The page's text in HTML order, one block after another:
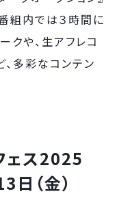
組内では３時間に
クや、生アフレコ
多彩なコンテン
ェス2025
（金）